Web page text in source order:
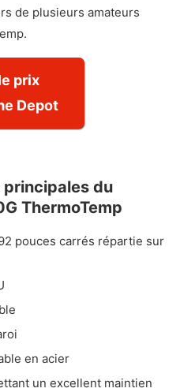
de plusieurs amateurs
prix
Depot
du
ThermoTemp
pouces carrés répartie sur
en acier
un excellent maintien